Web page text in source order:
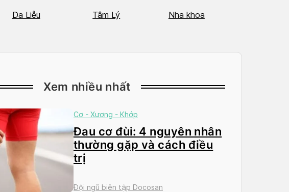
Da Liễu Tâm Lý Nha khoa
Xem nhiều nhất
Cơ - Xương - Khớp
Đau cơ đùi: 4 nguyên nhân
thường gặp và cách điều
trị
Đội ngũ biên tập Docosan